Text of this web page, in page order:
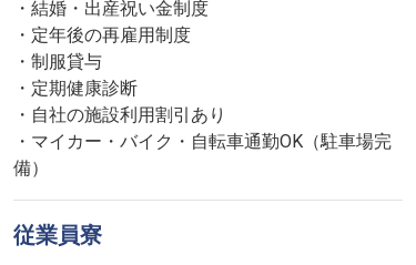
・結婚・出産祝い金制度
・定年後の再雇用制度
・制服貸与
・定期健康診断
・自社の施設利用割引あり
・マイカー・バイク・自転車通勤OK（駐車場完
備）
従業員寮